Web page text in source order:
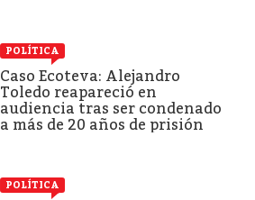
POLÍTICA
Caso Ecoteva: Alejandro
Toledo reapareció en
audiencia tras ser condenado
a más de 20 años de prisión
POLÍTICA